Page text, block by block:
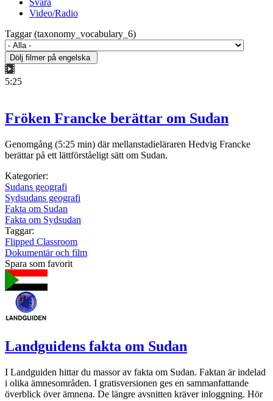
Video/Radio
Taggar (taxonomy_vocabulary_6)
5:25
Fröken Francke berättar om Sudan
Genomgång (5:25 min) där mellanstadieläraren Hedvig Francke
berättar på ett lättförståeligt sätt om Sudan.
Kategorier:
Sudans geografi
Sydsudans geografi
Fakta om Sudan
Fakta om Sydsudan
Taggar:
Flipped Classroom
Dokumentär och film
Spara som favorit
Landguidens fakta om Sudan
I Landguiden hittar du massor av fakta om Sudan. Faktan är indelad
i olika ämnesområden. I gratisversionen ges en sammanfattande
överblick över ämnena. De längre avsnitten kräver inloggning. Hör